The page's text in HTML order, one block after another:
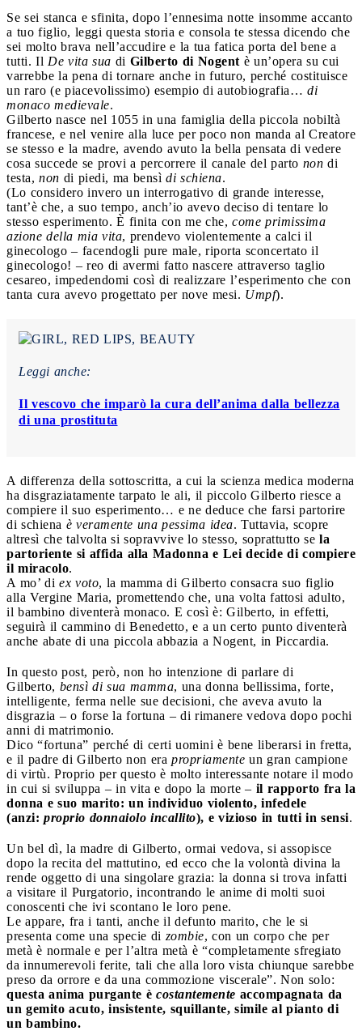
Se sei stanca e sfinita, dopo l’ennesima notte insomme accanto
a tuo figlio, leggi questa storia e consola te stessa dicendo che
sei molto brava nell’accudire e la tua fatica porta del bene a
tutti. Il De vita sua di Gilberto di Nogent è un’opera su cui
varrebbe la pena di tornare anche in futuro, perché costituisce
un raro (e piacevolissimo) esempio di autobiografia… di
monaco medievale.
Gilberto nasce nel 1055 in una famiglia della piccola nobiltà
francese, e nel venire alla luce per poco non manda al Creatore
se stesso e la madre, avendo avuto la bella pensata di vedere
cosa succede se provi a percorrere il canale del parto non di
testa, non di piedi, ma bensì di schiena.
(Lo considero invero un interrogativo di grande interesse,
tant’è che, a suo tempo, anch’io avevo deciso di tentare lo
stesso esperimento. È finita con me che, come primissima
azione della mia vita, prendevo violentemente a calci il
ginecologo – facendogli pure male, riporta sconcertato il
ginecologo! – reo di avermi fatto nascere attraverso taglio
cesareo, impedendomi così di realizzare l’esperimento che con
tanta cura avevo progettato per nove mesi. Umpf).
Leggi anche:
Il vescovo che imparò la cura dell’anima dalla bellezza
di una prostituta
A differenza della sottoscritta, a cui la scienza medica moderna
ha disgraziatamente tarpato le ali, il piccolo Gilberto riesce a
compiere il suo esperimento… e ne deduce che farsi partorire
di schiena è veramente una pessima idea. Tuttavia, scopre
altresì che talvolta si sopravvive lo stesso, soprattutto se la
partoriente si affida alla Madonna e Lei decide di compiere
il miracolo.
A mo’ di ex voto, la mamma di Gilberto consacra suo figlio
alla Vergine Maria, promettendo che, una volta fattosi adulto,
il bambino diventerà monaco. E così è: Gilberto, in effetti,
seguirà il cammino di Benedetto, e a un certo punto diventerà
anche abate di una piccola abbazia a Nogent, in Piccardia.
In questo post, però, non ho intenzione di parlare di
Gilberto, bensì di sua mamma, una donna bellissima, forte,
intelligente, ferma nelle sue decisioni, che aveva avuto la
disgrazia – o forse la fortuna – di rimanere vedova dopo pochi
anni di matrimonio.
Dico “fortuna” perché di certi uomini è bene liberarsi in fretta,
e il padre di Gilberto non era propriamente un gran campione
di virtù. Proprio per questo è molto interessante notare il modo
in cui si sviluppa – in vita e dopo la morte – il rapporto fra la
donna e suo marito: un individuo violento, infedele
(anzi: proprio donnaiolo incallito), e vizioso in tutti in sensi.
Un bel dì, la madre di Gilberto, ormai vedova, si assopisce
dopo la recita del mattutino, ed ecco che la volontà divina la
rende oggetto di una singolare grazia: la donna si trova infatti
a visitare il Purgatorio, incontrando le anime di molti suoi
conoscenti che ivi scontano le loro pene.
Le appare, fra i tanti, anche il defunto marito, che le si
presenta come una specie di zombie, con un corpo che per
metà è normale e per l’altra metà è “completamente sfregiato
da innumerevoli ferite, tali che alla loro vista chiunque sarebbe
preso da orrore e da una commozione viscerale”. Non solo:
questa anima purgante è costantemente accompagnata da
un gemito acuto, insistente, squillante, simile al pianto di
un bambino.